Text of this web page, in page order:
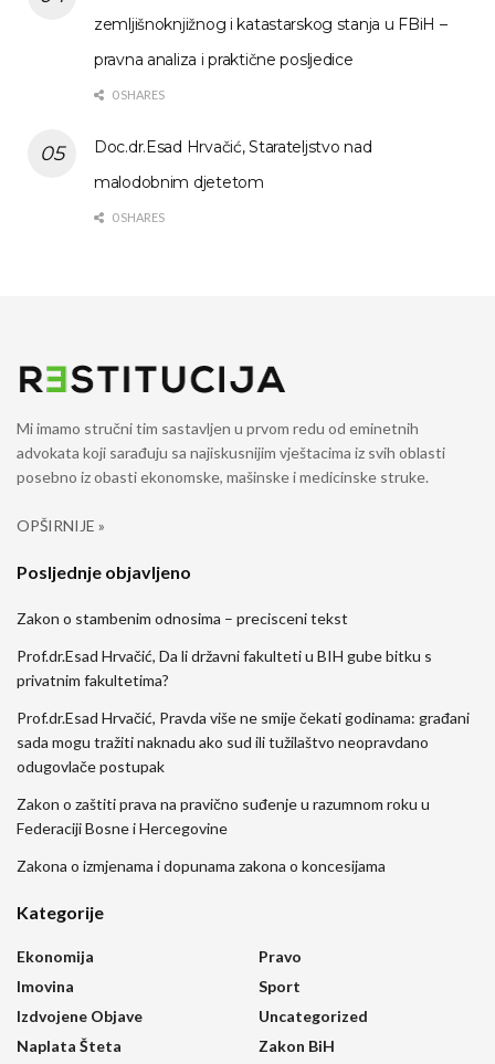
zemljišnoknjižnog i katastarskog stanja u FBiH –
pravna analiza i praktične posljedice
0 SHARES
Doc.dr.Esad Hrvačić, Starateljstvo nad
malodobnim djetetom
0 SHARES
Mi imamo stručni tim sastavljen u prvom redu od eminetnih
advokata koji sarađuju sa najiskusnijim vještacima iz svih oblasti
posebno iz obasti ekonomske, mašinske i medicinske struke.
OPŠIRNIJE »
Posljednje objavljeno
Zakon o stambenim odnosima – precisceni tekst
Prof.dr.Esad Hrvačić, Da li državni fakulteti u BIH gube bitku s
privatnim fakultetima?
Prof.dr.Esad Hrvačić, Pravda više ne smije čekati godinama: građani
sada mogu tražiti naknadu ako sud ili tužilaštvo neopravdano
odugovlače postupak
Zakon o zaštiti prava na pravično suđenje u razumnom roku u
Federaciji Bosne i Hercegovine
Zakona o izmjenama i dopunama zakona o koncesijama
Kategorije
Ekonomija
Imovina
Izdvojene Objave
Naplata Šteta
Pravo
Sport
Uncategorized
Zakon BiH